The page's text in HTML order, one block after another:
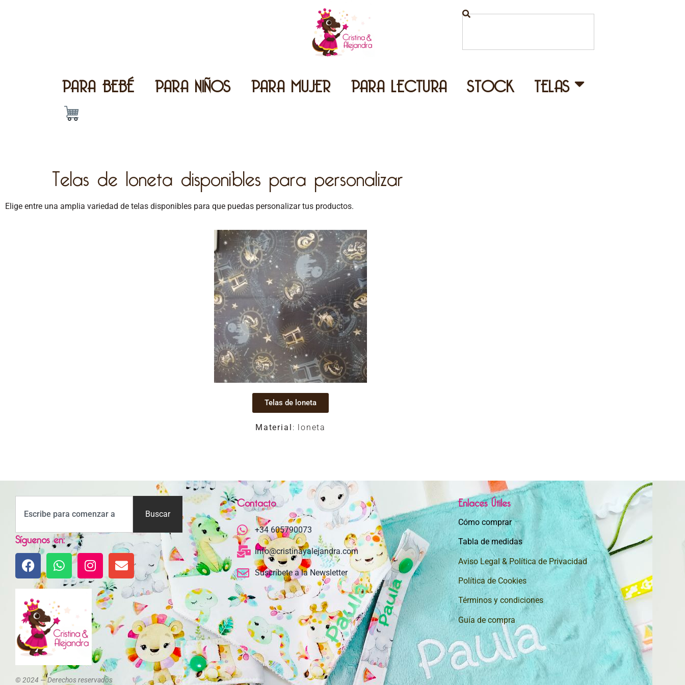
PARA BEBÉ PARA NIÑOS PARA MUJER PARA LECTURA STOCK TELAS
Telas de loneta disponibles para personalizar
Elige entre una amplia variedad de telas disponibles para que puedas personalizar tus productos.
Telas de loneta
Material : loneta
Buscar
Síguenos en:
© 2024 — Derechos reservados
Contacto
+34 605790073
info@cristinayalejandra.com
Suscríbete a la Newsletter
Enlaces Útiles
Cómo comprar
Tabla de medidas
Aviso Legal & Política de Privacidad
Política de Cookies
Términos y condiciones
Guía de compra